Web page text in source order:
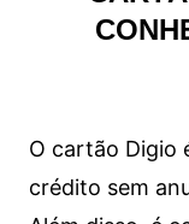
O cartão Digio
crédito sem